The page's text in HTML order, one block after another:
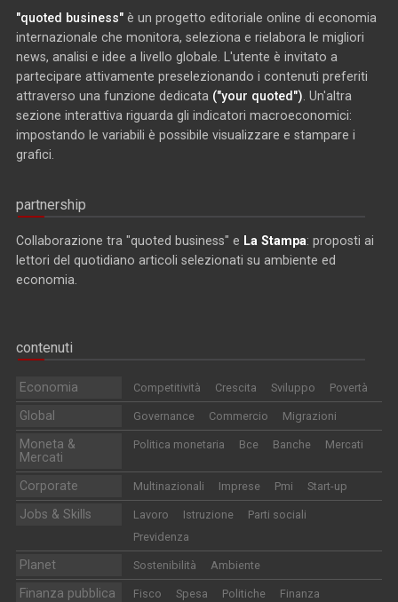
"quoted business" è un progetto editoriale online di economia
internazionale che monitora, seleziona e rielabora le migliori
news, analisi e idee a livello globale. L'utente è invitato a
partecipare attivamente preselezionando i contenuti preferiti
attraverso una funzione dedicata ("your quoted"). Un'altra
sezione interattiva riguarda gli indicatori macroeconomici:
impostando le variabili è possibile visualizzare e stampare i
grafici.
partnership
Collaborazione tra "quoted business" e La Stampa: proposti ai
lettori del quotidiano articoli selezionati su ambiente ed
economia.
contenuti
Economia Competitività Crescita Sviluppo Povertà
Global Governance Commercio Migrazioni
Moneta &
Mercati
Politica monetaria Bce Banche Mercati
Corporate Multinazionali Imprese Pmi Start-up
Jobs & Skills Lavoro Istruzione
Parti sociali
Previdenza
Planet Sostenibilità Ambiente
Finanza pubblica Fisco Spesa Politiche Finanza